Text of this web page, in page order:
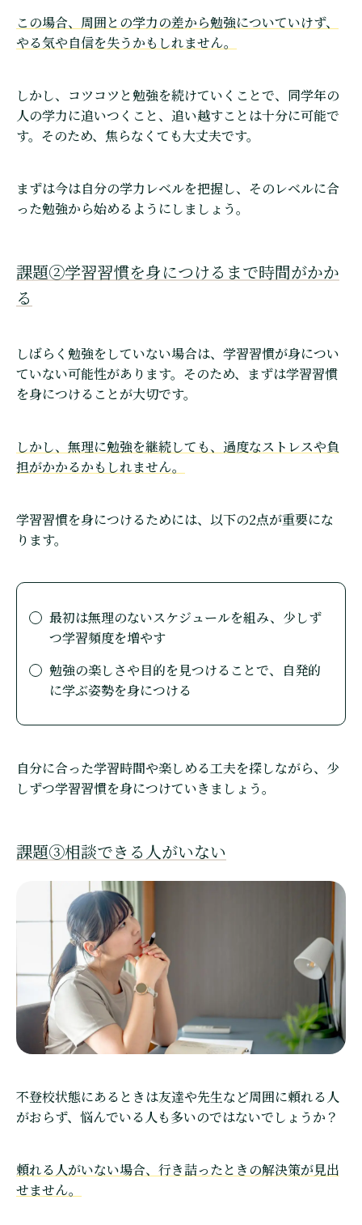
この場合、周囲との学力の差から勉強についていけず、
やる気や自信を失うかもしれません。
しかし、コツコツと勉強を続けていくことで、同学年の
人の学力に追いつくこと、追い越すことは十分に可能で
す。そのため、焦らなくても大丈夫です。
まずは今は自分の学力レベルを把握し、そのレベルに合
った勉強から始めるようにしましょう。
課題②学習習慣を身につけるまで時間がかか
る
しばらく勉強をしていない場合は、学習習慣が身につい
ていない可能性があります。そのため、まずは学習習慣
を身につけることが大切です。
しかし、無理に勉強を継続しても、過度なストレスや負
担がかかるかもしれません。
学習習慣を身につけるためには、以下の2点が重要にな
ります。
最初は無理のないスケジュールを組み、少しず
つ学習頻度を増やす
勉強の楽しさや目的を見つけることで、自発的
に学ぶ姿勢を身につける
自分に合った学習時間や楽しめる工夫を探しながら、少
しずつ学習習慣を身につけていきましょう。
課題③相談できる人がいない
不登校状態にあるときは友達や先生など周囲に頼れる人
がおらず、悩んでいる人も多いのではないでしょうか？
頼れる人がいない場合、行き詰ったときの解決策が見出
せません。